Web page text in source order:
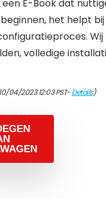
E-Book dat
het helpt
volledige
04/2023 12:03 PST-Details)